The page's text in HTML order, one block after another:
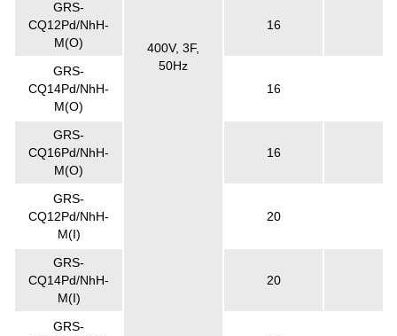
400V, 3F,
50Hz
GRS-
CQ12Pd/NhH-
M(O)
16
GRS-
CQ14Pd/NhH-
M(O)
16
GRS-
CQ16Pd/NhH-
M(O)
16
GRS-
CQ12Pd/NhH-
M(I)
20
GRS-
CQ14Pd/NhH-
M(I)
20
GRS-